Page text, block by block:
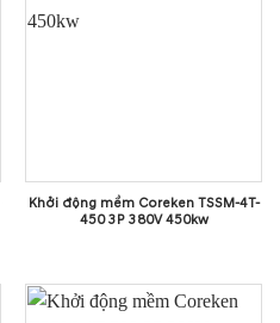
Khởi động mềm Coreken TSSM-4T-
450 3P 380V 450kw